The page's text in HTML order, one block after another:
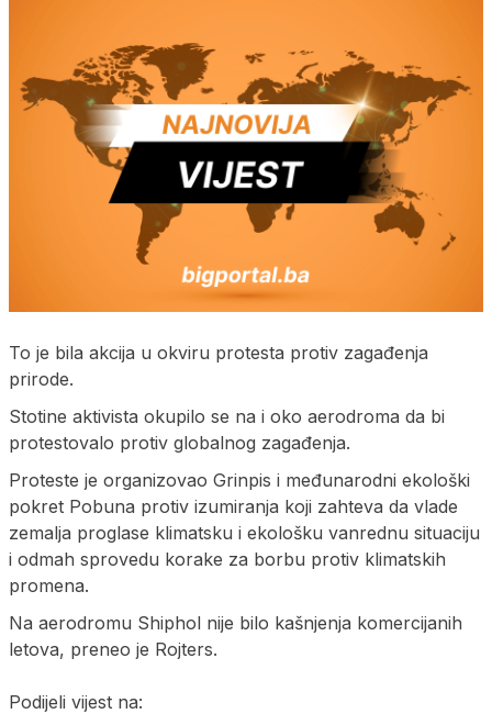
To je bila akcija u okviru protesta protiv zagađenja
prirode.
Stotine aktivista okupilo se na i oko aerodroma da bi
protestovalo protiv globalnog zagađenja.
Proteste je organizovao Grinpis i međunarodni ekološki
pokret Pobuna protiv izumiranja koji zahteva da vlade
zemalja proglase klimatsku i ekološku vanrednu situaciju
i odmah sprovedu korake za borbu protiv klimatskih
promena.
Na aerodromu Shiphol nije bilo kašnjenja komercijanih
letova, preneo je Rojters.
Podijeli vijest na: